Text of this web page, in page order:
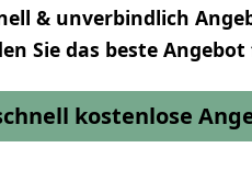
& unverbindlich
Sie das beste
kostenlose